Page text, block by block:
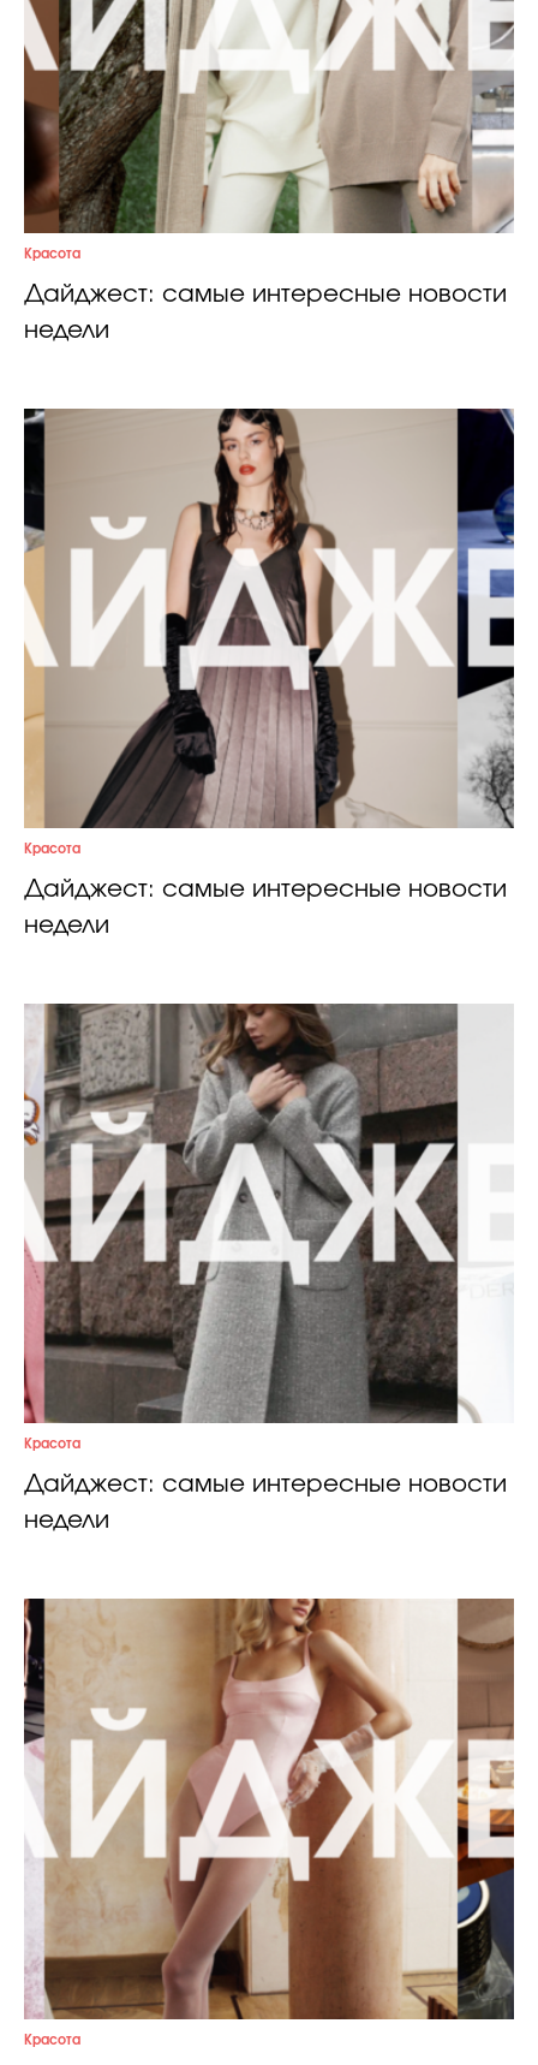
Красота
Дайджест: самые интересные новости
недели
Красота
Дайджест: самые интересные новости
недели
Красота
Дайджест: самые интересные новости
недели
Красота